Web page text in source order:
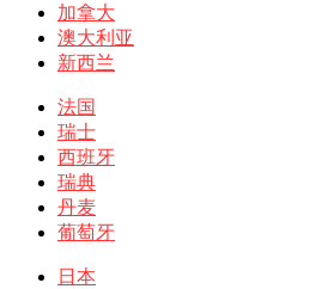
加拿大
澳大利亚
新西兰
法国
瑞士
西班牙
瑞典
丹麦
葡萄牙
日本